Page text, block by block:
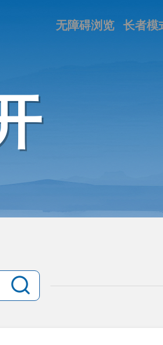
长者模
无障碍浏览